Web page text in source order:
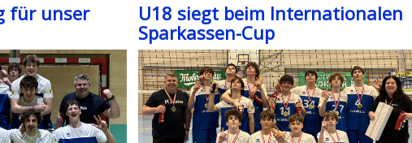
für unser
U18 siegt beim Internationalen
Sparkassen-Cup